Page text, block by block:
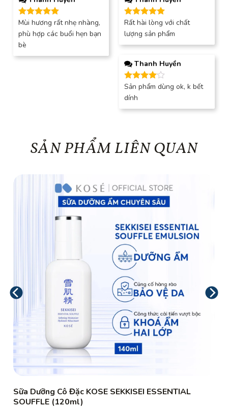
Được xếp
hạng55
sao
Mùi hương rất nhẹ nhàng,
phù hợp các buổi hẹn bạn
bè
Được xếp
hạng 55
sao
Rất hài lòng với chất
lượng sản phẩm
Thanh Huyền
Được
xếp hạng
Sản phẩm dùng ok, k bết
dính
SẢN PHẨM LIÊN QUAN
Sữa Dưỡng Cô Đặc KOSE SEKKISEI ESSENTIAL
SOUFFLE (120ml)